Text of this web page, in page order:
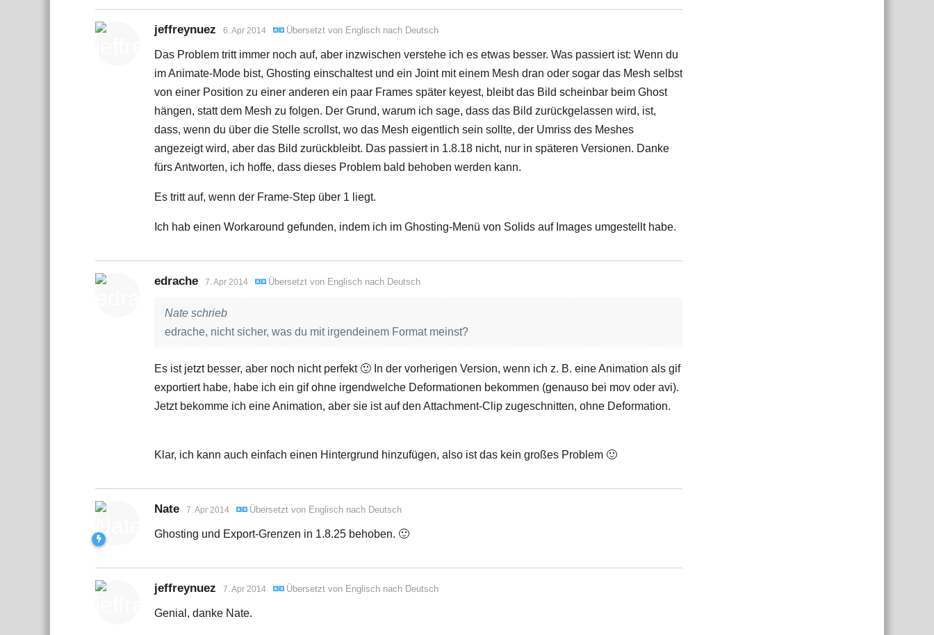
jeffreynuez 6. Apr 2014 Übersetzt von Englisch nach Deutsch
Das Problem tritt immer noch auf, aber inzwischen verstehe ich es etwas besser. Was passiert ist: Wenn du
im Animate‑Mode bist, Ghosting einschaltest und ein Joint mit einem Mesh dran oder sogar das Mesh selbst
von einer Position zu einer anderen ein paar Frames später keyest, bleibt das Bild scheinbar beim Ghost
hängen, statt dem Mesh zu folgen. Der Grund, warum ich sage, dass das Bild zurückgelassen wird, ist,
dass, wenn du über die Stelle scrollst, wo das Mesh eigentlich sein sollte, der Umriss des Meshes
angezeigt wird, aber das Bild zurückbleibt. Das passiert in 1.8.18 nicht, nur in späteren Versionen. Danke
fürs Antworten, ich hoffe, dass dieses Problem bald behoben werden kann.
Es tritt auf, wenn der Frame‑Step über 1 liegt.
Ich hab einen Workaround gefunden, indem ich im Ghosting‑Menü von Solids auf Images umgestellt habe.
edrache 7. Apr 2014 Übersetzt von Englisch nach Deutsch
Nate schrieb
edrache, nicht sicher, was du mit irgendeinem Format meinst?
Es ist jetzt besser, aber noch nicht perfekt 🙂 In der vorherigen Version, wenn ich z. B. eine Animation als gif
exportiert habe, habe ich ein gif ohne irgendwelche Deformationen bekommen (genauso bei mov oder avi).
Jetzt bekomme ich eine Animation, aber sie ist auf den Attachment-Clip zugeschnitten, ohne Deformation.
Klar, ich kann auch einfach einen Hintergrund hinzufügen, also ist das kein großes Problem 🙂
Nate 7. Apr 2014 Übersetzt von Englisch nach Deutsch
Ghosting und Export-Grenzen in 1.8.25 behoben. 🙂
jeffreynuez 7. Apr 2014 Übersetzt von Englisch nach Deutsch
Genial, danke Nate.